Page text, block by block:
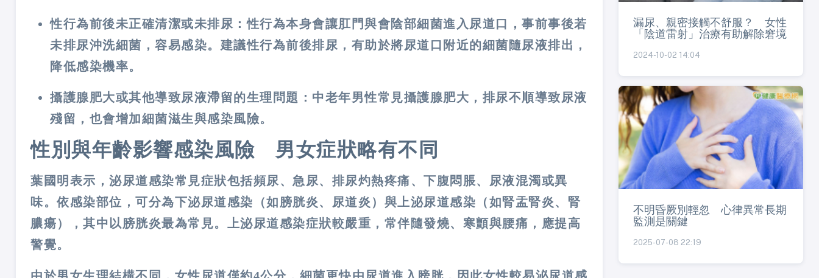
性行為前後未正確清潔或未排尿 ：性行為本身會讓肛門與會陰部細菌進入尿道口，事前事後若
未排尿沖洗細菌，容易感染。建議性行為前後排尿，有助於將尿道口附近的細菌隨尿液排出，
降低感染機率。
攝護腺肥大或其他導致尿液滯留的生理問題 ：中老年男性常見攝護腺肥大，排尿不順導致尿液
殘留，也會增加細菌滋生與感染風險。
性別與年齡影響感染風險 男女症狀略有不同
葉國明表示， 泌尿道感染常見症狀包括頻尿、急尿、排尿灼熱疼痛、下腹悶脹、尿液混濁或異
味。依感染部位，可分為下泌尿道感染（如膀胱炎、尿道炎）與上泌尿道感染（如腎盂腎炎、腎
膿瘍），其中以膀胱炎最為常見。上泌尿道感染症狀較嚴重，常伴隨發燒、寒顫與腰痛，應提高
警覺。
漏尿、親密接觸不舒服？ 女性
「陰道雷射」治療有助解除窘境
2024-10-02 14:04
不明昏厥別輕忽 心律異常長期
監測是關鍵
2025-07-08 22:19